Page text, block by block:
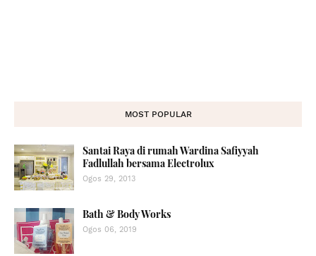
MOST POPULAR
Santai Raya di rumah Wardina Safiyyah
Fadlullah bersama Electrolux
Ogos 29, 2013
Bath & Body Works
Ogos 06, 2019